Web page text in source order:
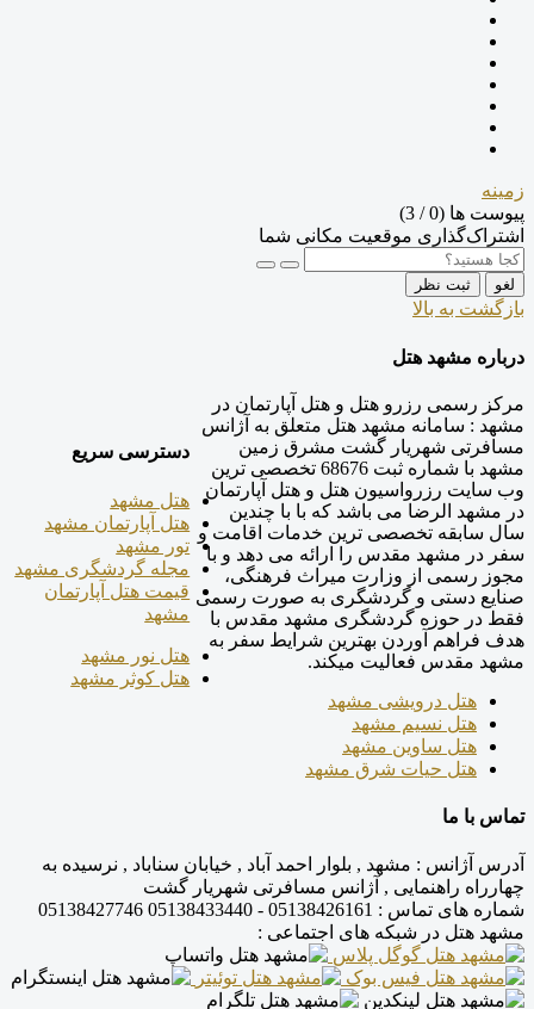
زمینه
پیوست ها (0
/ 3)
اشتراک‌گذاری موقعیت مکانی شما
لغو ثبت نظر
بازگشت به بالا
درباره مشهد هتل
مرکز رسمی رزرو هتل و هتل آپارتمان در
مشهد : سامانه مشهد هتل متعلق به آژانس
مسافرتی شهریار گشت مشرق زمین
مشهد با شماره ثبت 68676 تخصصی ترین
وب سایت رزرواسیون هتل و هتل آپارتمان
در مشهد الرضا می باشد که با با چندین
سال سابقه تخصصی ترین خدمات اقامت و
سفر در مشهد مقدس را ارائه می دهد و با
مجوز رسمی از وزارت میراث فرهنگی،
صنایع دستی و گردشگری به صورت رسمی
فقط در حوزه گردشگری مشهد مقدس با
هدف فراهم آوردن بهترین شرایط سفر به
مشهد مقدس فعالیت میکند.
دسترسی سریع
هتل مشهد
هتل آپارتمان مشهد
تور مشهد
مجله گردشگری مشهد
قیمت هتل آپارتمان
مشهد
هتل نور مشهد
هتل کوثر مشهد
هتل درویشی مشهد
هتل نسیم مشهد
هتل ساوین مشهد
هتل حیات شرق مشهد
تماس با ما
آدرس آژانس : مشهد , بلوار احمد آباد , خیابان سناباد , نرسیده به
چهارراه راهنمایی , آژانس مسافرتی شهریار گشت
شماره های تماس : 05138426161 - 05138433440
05138427746
مشهد هتل در شبکه های اجتماعی :